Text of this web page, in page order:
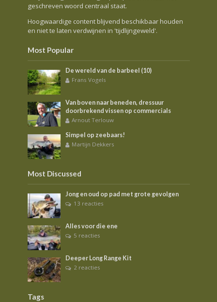
geschreven woord centraal staat.
Hoogwaardige content blijvend beschikbaar houden
en niet te laten verdwijnen in 'tijdlijngeweld'.
Most Popular
De wereld van de barbeel (10)
Frans Vogels
Van boven naar beneden, dressuur
doorbrekend vissen op commercials
Arnout Terlouw
Simpel op zeebaars!
Martijn Dekkers
Most Discussed
Jong en oud op pad met grote gevolgen
13 reacties
Alles voor die ene
5 reacties
Deeper Long Range Kit
2 reacties
Tags